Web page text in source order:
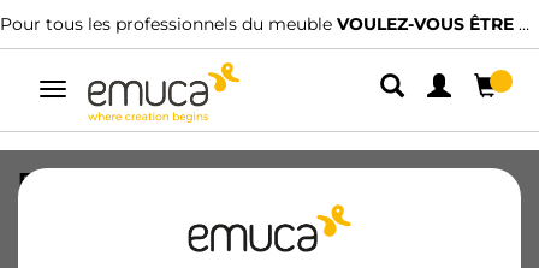
Pour tous les professionnels du meuble VOULEZ-VOUS ÊTRE CLIENT ?
Alterner
navigation
Plaque ovale à superposition pour
fermeture des magnétiques, Acier,